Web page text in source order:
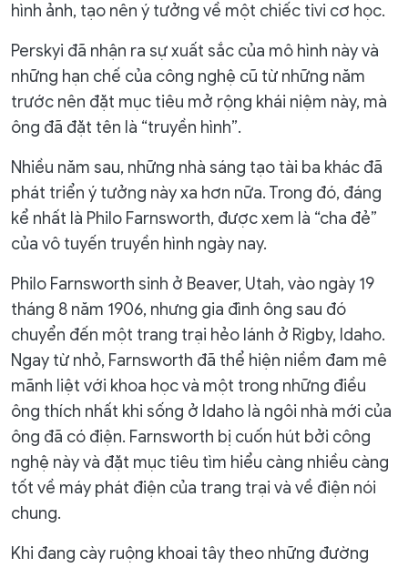
hình ảnh, tạo nên ý tưởng về một chiếc tivi cơ học.
Perskyi đã nhận ra sự xuất sắc của mô hình này và
những hạn chế của công nghệ cũ từ những năm
trước nên đặt mục tiêu mở rộng khái niệm này, mà
ông đã đặt tên là “truyền hình”.
Nhiều năm sau, những nhà sáng tạo tài ba khác đã
phát triển ý tưởng này xa hơn nữa. Trong đó, đáng
kể nhất là Philo Farnsworth, được xem là “cha đẻ”
của vô tuyến truyền hình ngày nay.
Philo Farnsworth sinh ở Beaver, Utah, vào ngày 19
tháng 8 năm 1906, nhưng gia đình ông sau đó
chuyển đến một trang trại hẻo lánh ở Rigby, Idaho.
Ngay từ nhỏ, Farnsworth đã thể hiện niềm đam mê
mãnh liệt với khoa học và một trong những điều
ông thích nhất khi sống ở Idaho là ngôi nhà mới của
ông đã có điện. Farnsworth bị cuốn hút bởi công
nghệ này và đặt mục tiêu tìm hiểu càng nhiều càng
tốt về máy phát điện của trang trại và về điện nói
chung.
Khi đang cày ruộng khoai tây theo những đường